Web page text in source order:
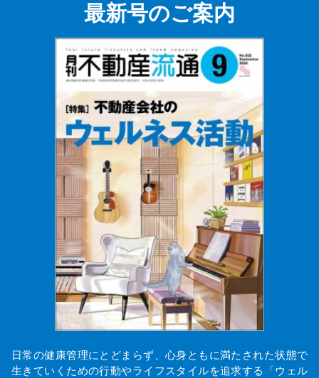
最新号のご案内
日常の健康管理にとどまらず、心身ともに満たされた状態で
生きていくための行動やライフスタイルを追求する「ウェル